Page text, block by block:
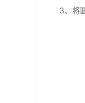
3、将